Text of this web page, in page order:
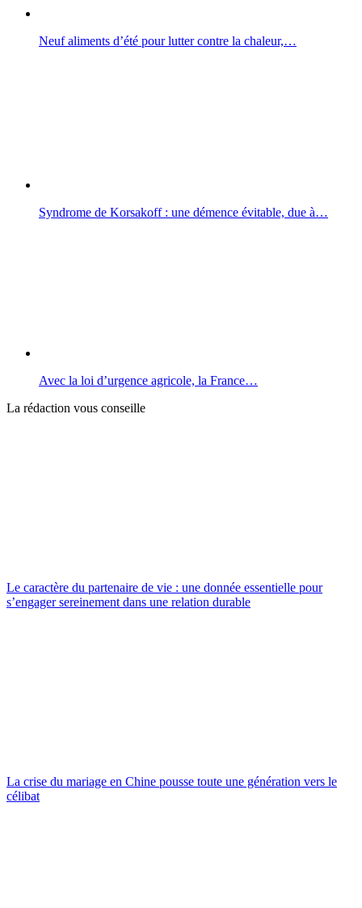
Neuf aliments d’été pour lutter contre la chaleur,…
Syndrome de Korsakoff : une démence évitable, due à…
Avec la loi d’urgence agricole, la France…
La rédaction vous conseille
Le caractère du partenaire de vie : une donnée essentielle pour
s’engager sereinement dans une relation durable
La crise du mariage en Chine pousse toute une génération vers le
célibat